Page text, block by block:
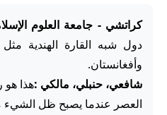
كراتشي - جامعة العلوم
دول شبه القارة الهندية مثل
وأفغانستان.
شافعي، حنبلي، مالكي :هذا هو
العصر عندما يصبح ظل الشيء